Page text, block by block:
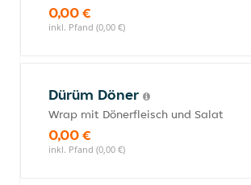
0,00 €
inkl. Pfand (0,00 €)
Dürüm Döner
Wrap mit Dönerfleisch und Salat
0,00 €
inkl. Pfand (0,00 €)